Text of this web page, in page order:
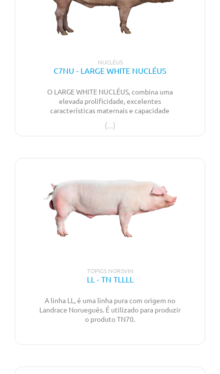
NUCLÉUS
C7NU - LARGE WHITE NUCLÉUS
O LARGE WHITE NUCLÉUS, combina uma
elevada prolificidade, excelentes
características maternais e capacidade
velocidade de crescimento e conformação. A
rusticidade e a qualidade de patas garantem
TOPIGS NORSVIN
LL - TN TLLLL
A linha LL, é uma linha pura com origem no
Landrace Norueguês. É utilizado para produzir
o produto TN70.